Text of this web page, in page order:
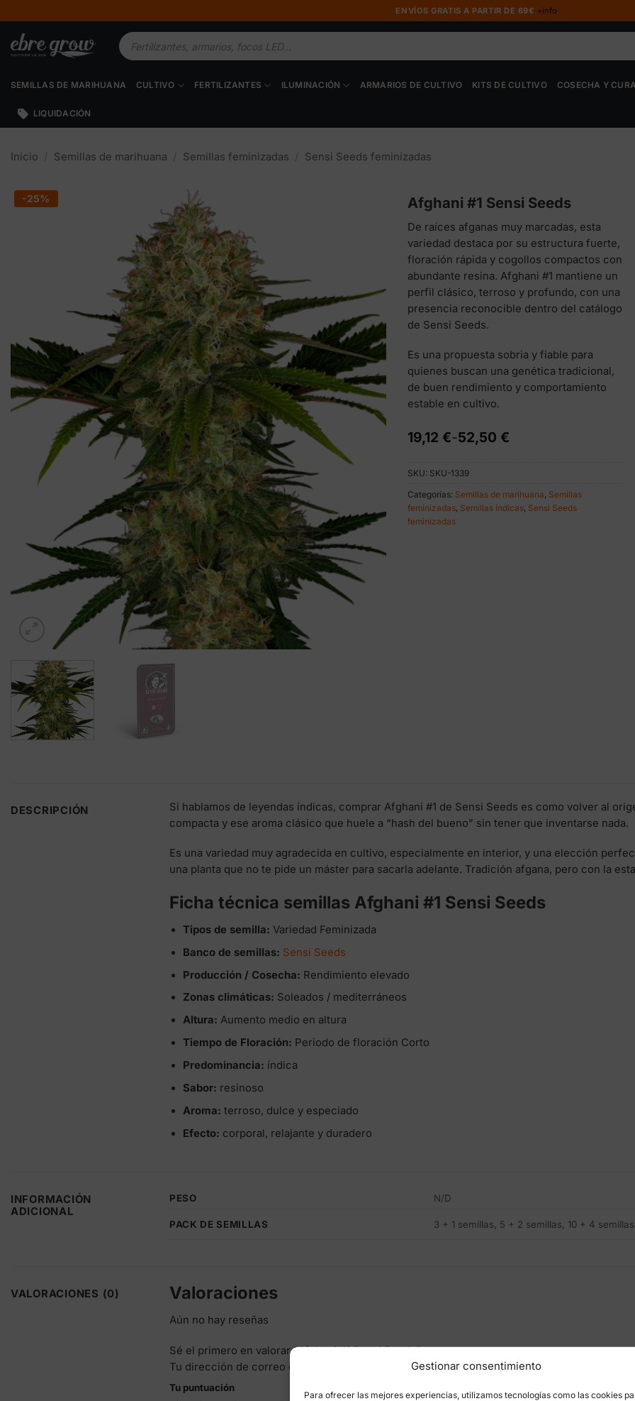
Gestionar consentimiento
Para ofrecer las mejores experiencias, utilizamos tecnologías como las cookies
al
contenido
ENVÍOS GRATIS A PARTIR DE 69€ +info
Búsqueda
de
productos
SEMILLAS DE MARIHUANA CULTIVO FERTILIZANTES ILUMINACIÓN ARMARIOS DE CULTIVO KITS DE CULTIVO COSECHA Y
LIQUIDACIÓN
Inicio Semillas de marihuana Semillas feminizadas Sensi Seeds feminizadas
-25% Afghani #1 Sensi Seeds
De raíces afganas muy marcadas, esta
variedad destaca por su estructura fuerte,
floración rápida y cogollos compactos con
abundante resina. Afghani #1 mantiene un
perfil clásico, terroso y profundo, con una
presencia reconocible dentro del catálogo
de Sensi Seeds.
Es una propuesta sobria y fiable para
quienes buscan una genética tradicional,
de buen rendimiento y comportamiento
estable en cultivo.
19,12 €-52,50 €
Rango
de
desde
19,12 €
hasta
52,50 €
SKU: SKU-1339
Categorías: Semillas de marihuana, Semillas
feminizadas, Semillas índicas, Sensi Seeds
feminizadas
DESCRIPCIÓN
Si hablamos de leyendas índicas, comprar Afghani #1 de Sensi Seeds es como volver al
compacta y ese aroma clásico que huele a “hash del bueno” sin tener que inventarse nada.
Es una variedad muy agradecida en cultivo, especialmente en interior, y una elección
una planta que no te pide un máster para sacarla adelante. Tradición afgana, pero con la
Ficha técnica semillas Afghani #1 Sensi Seeds
Tipos de semilla: Variedad Feminizada
Banco de semillas: Sensi Seeds
Producción / Cosecha: Rendimiento elevado
Zonas climáticas: Soleados / mediterráneos
Altura: Aumento medio en altura
Tiempo de Floración: Periodo de floración Corto
Predominancia: índica
Sabor: resinoso
Aroma: terroso, dulce y especiado
Efecto: corporal, relajante y duradero
INFORMACIÓN
ADICIONAL
PESO N/D
PACK DE SEMILLAS 3 + 1 semillas, 5 + 2 semillas, 10 + 4 semillas
VALORACIONES (0) Valoraciones
Aún no hay reseñas
Sé el primero en valorar “Afghani #1 Sensi Seeds”
Tu dirección de correo electrónico no será publicada. Los campos obligatorios están
Tu puntuación